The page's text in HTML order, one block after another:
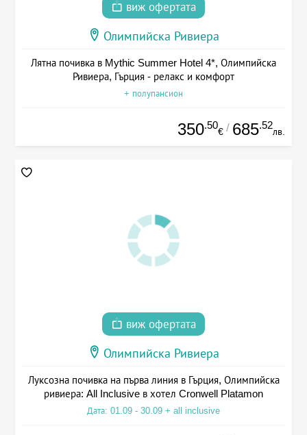
виж офертата
Олимпийска Ривиера
Лятна почивка в Mythic Summer Hotel 4*, Олимпийска
Ривиера, Гърция - релакс и комфорт
+ полупансион
350.50
€ / 685.52
лв.
виж офертата
Олимпийска Ривиера
Луксозна почивка на първа линия в Гърция, Олимпийска
ривиера: All Inclusive в хотел Cronwell Platamon
Дата: 01.09 - 30.09 + all inclusive